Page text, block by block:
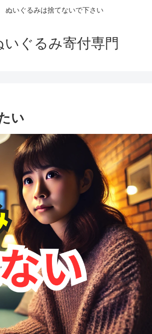
ぬいぐるみは捨てないで下さい
いぐるみ寄付専門
い